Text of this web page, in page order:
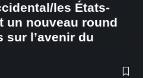
les États-
un nouveau round
sur l’avenir du